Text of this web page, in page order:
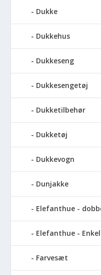
Dukke
Dukkehus
Dukkeseng
Dukkesengetøj
Dukketilbehør
Dukketøj
Dukkevogn
Dunjakke
Elefanthue -
Elefanthue -
Farvesæt